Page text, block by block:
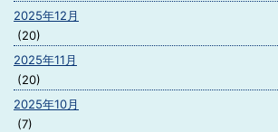
2025年12月
(20)
2025年11月
(20)
2025年10月
(7)